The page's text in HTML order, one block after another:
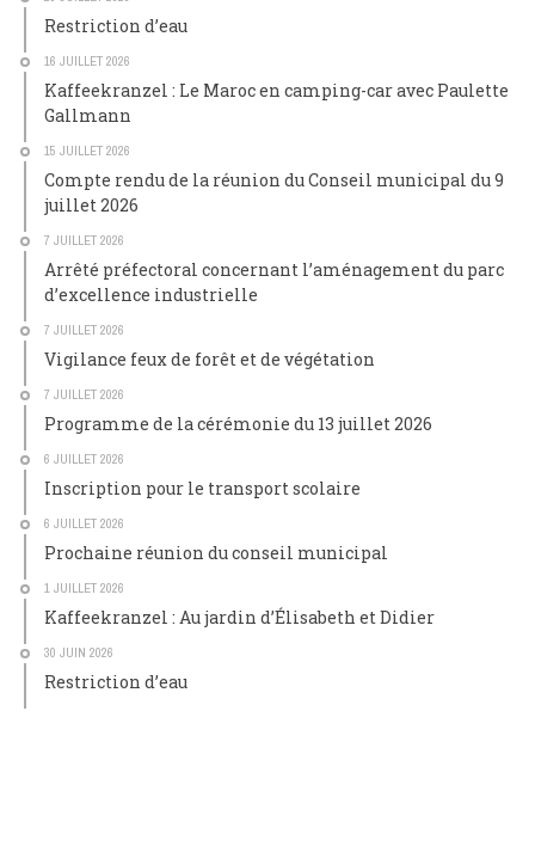
Restriction d’eau
16 JUILLET 2026
Kaffeekranzel : Le Maroc en camping-car avec Paulette
Gallmann
15 JUILLET 2026
Compte rendu de la réunion du Conseil municipal du 9
juillet 2026
7 JUILLET 2026
Arrêté préfectoral concernant l’aménagement du parc
d’excellence industrielle
7 JUILLET 2026
Vigilance feux de forêt et de végétation
7 JUILLET 2026
Programme de la cérémonie du 13 juillet 2026
6 JUILLET 2026
Inscription pour le transport scolaire
6 JUILLET 2026
Prochaine réunion du conseil municipal
1 JUILLET 2026
Kaffeekranzel : Au jardin d’Élisabeth et Didier
30 JUIN 2026
Restriction d’eau